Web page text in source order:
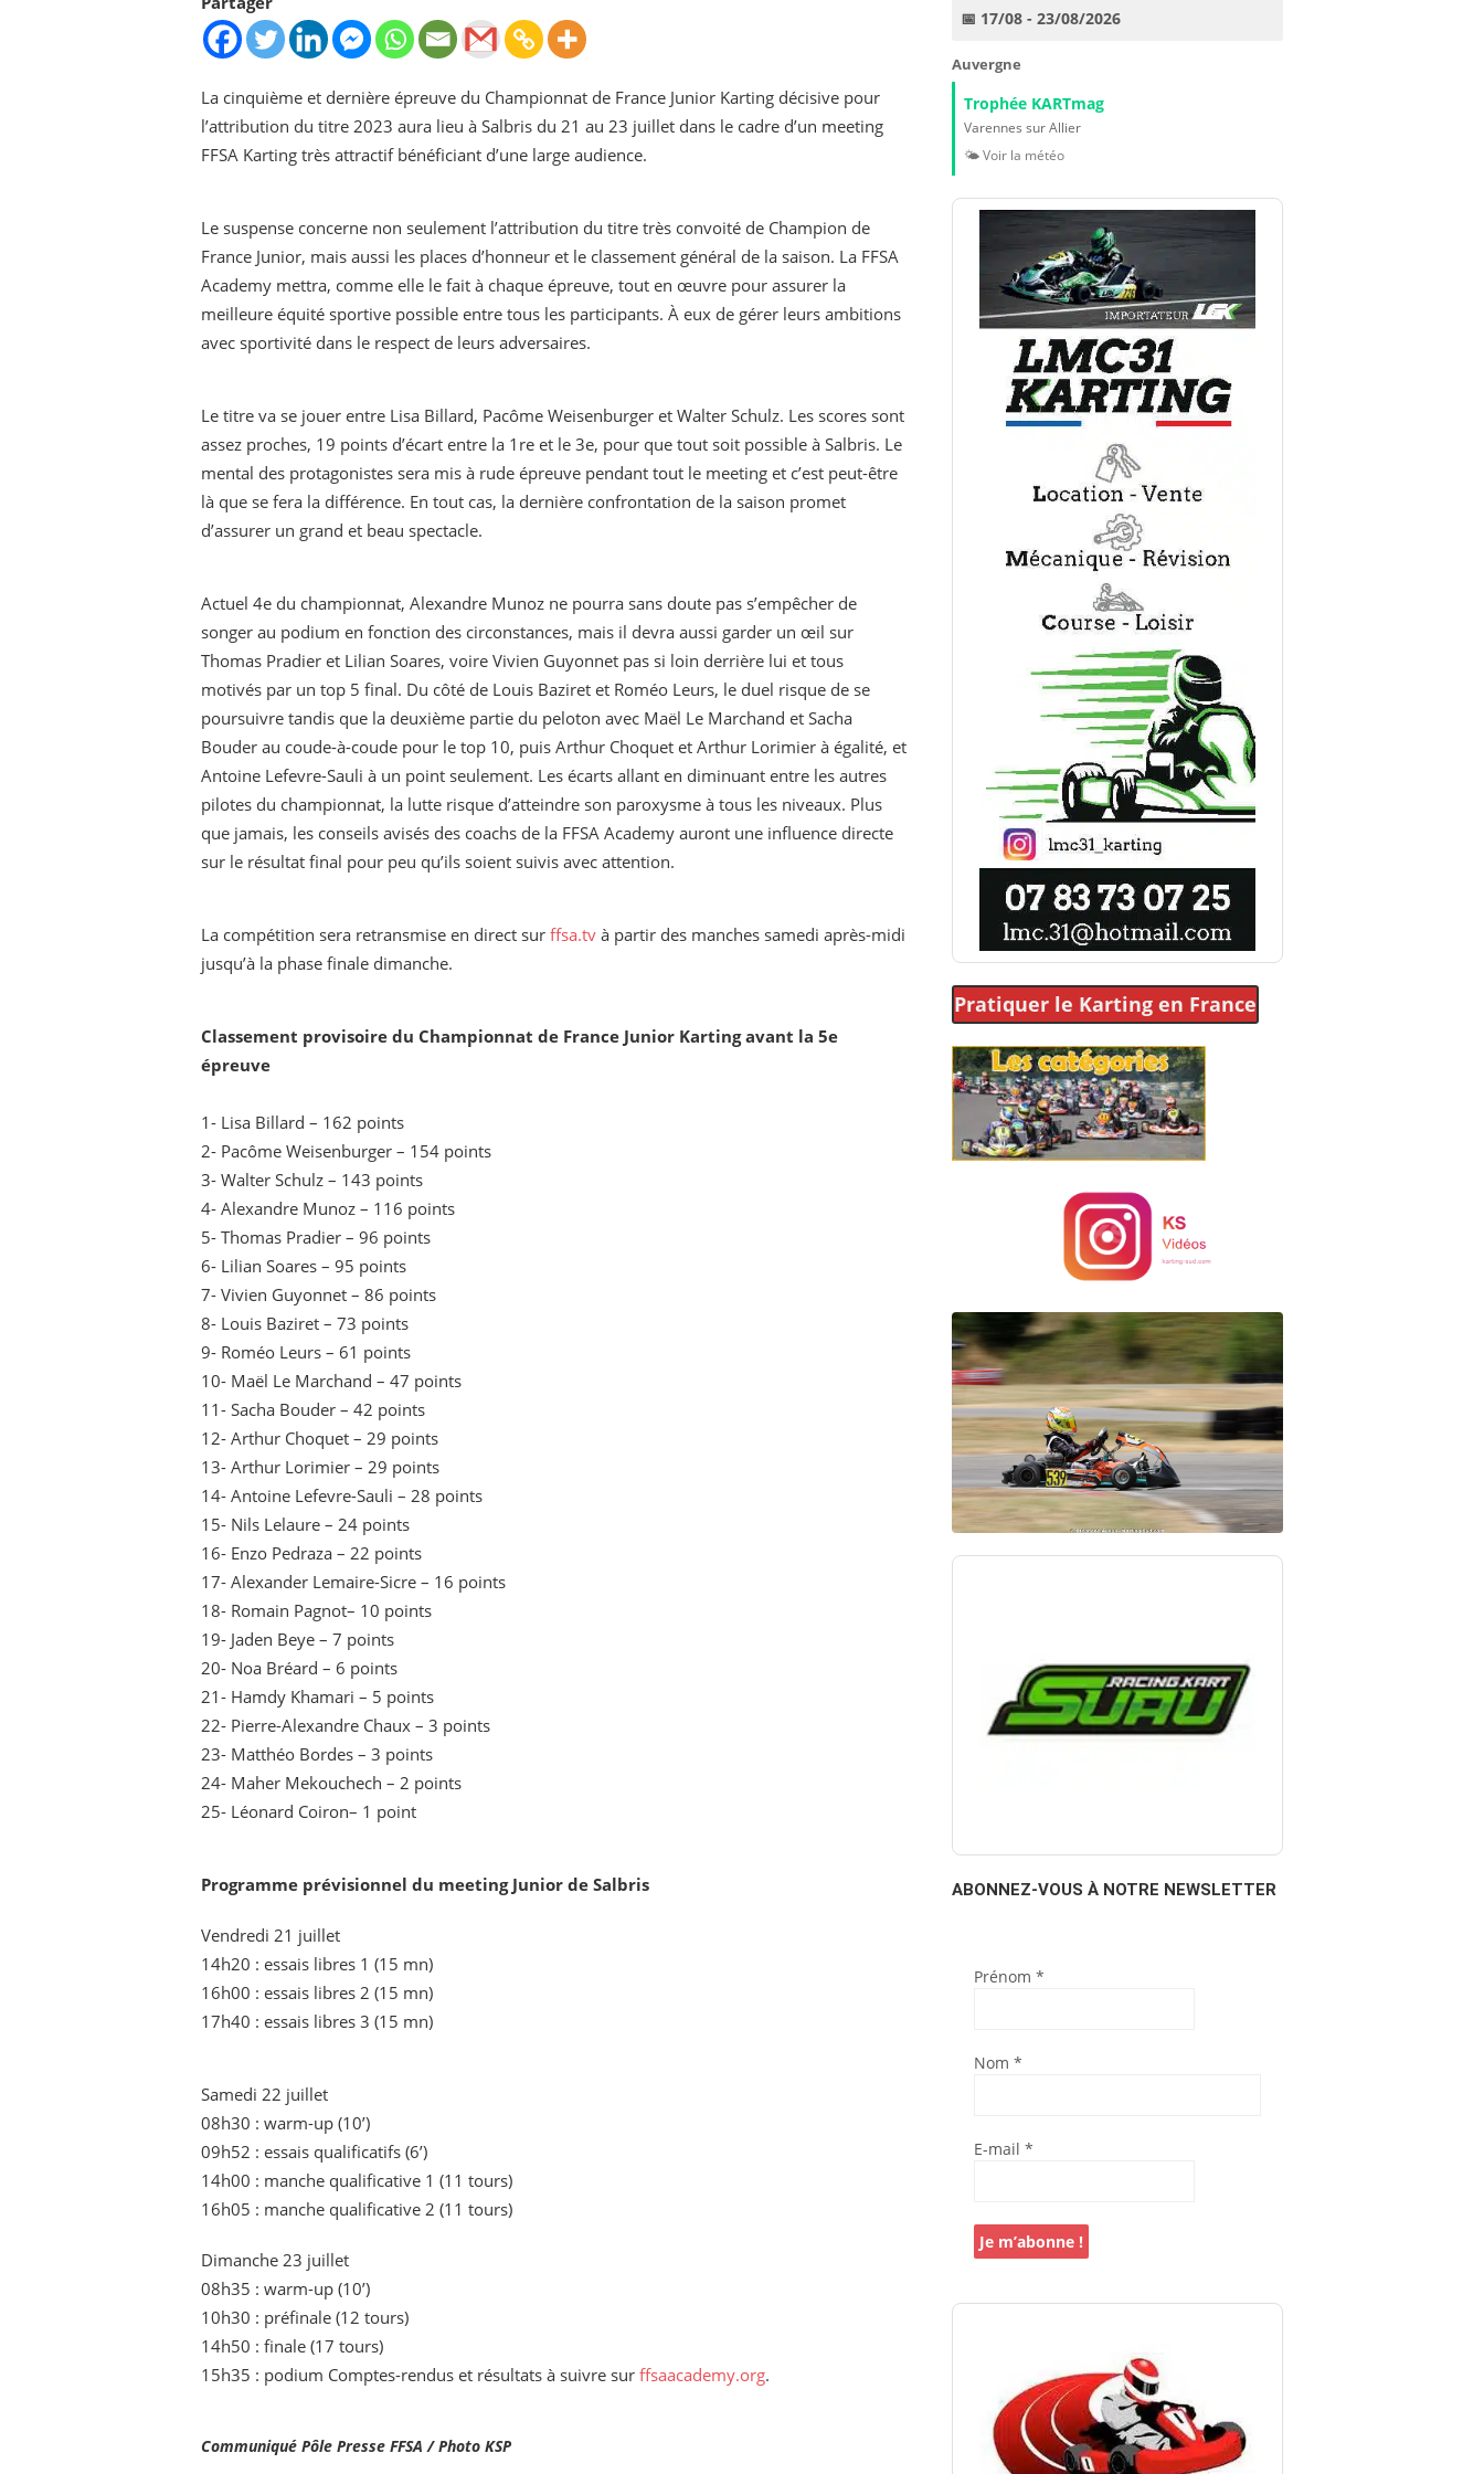
La cinquième et dernière épreuve du Championnat de France Junior Karting décisive pour
l’attribution du titre 2023 aura lieu à Salbris du 21 au 23 juillet dans le cadre d’un meeting
FFSA Karting très attractif bénéficiant d’une large audience.
Le suspense concerne non seulement l’attribution du titre très convoité de Champion de
France Junior, mais aussi les places d’honneur et le classement général de la saison. La FFSA
Academy mettra, comme elle le fait à chaque épreuve, tout en œuvre pour assurer la
meilleure équité sportive possible entre tous les participants. À eux de gérer leurs ambitions
avec sportivité dans le respect de leurs adversaires.
Le titre va se jouer entre Lisa Billard, Pacôme Weisenburger et Walter Schulz. Les scores sont
assez proches, 19 points d’écart entre la 1re et le 3e, pour que tout soit possible à Salbris. Le
mental des protagonistes sera mis à rude épreuve pendant tout le meeting et c’est peut-être
là que se fera la différence. En tout cas, la dernière confrontation de la saison promet
d’assurer un grand et beau spectacle.
Actuel 4e du championnat, Alexandre Munoz ne pourra sans doute pas s’empêcher de
songer au podium en fonction des circonstances, mais il devra aussi garder un œil sur
Thomas Pradier et Lilian Soares, voire Vivien Guyonnet pas si loin derrière lui et tous
motivés par un top 5 final. Du côté de Louis Baziret et Roméo Leurs, le duel risque de se
poursuivre tandis que la deuxième partie du peloton avec Maël Le Marchand et Sacha
Bouder au coude-à-coude pour le top 10, puis Arthur Choquet et Arthur Lorimier à égalité, et
Antoine Lefevre-Sauli à un point seulement. Les écarts allant en diminuant entre les autres
pilotes du championnat, la lutte risque d’atteindre son paroxysme à tous les niveaux. Plus
que jamais, les conseils avisés des coachs de la FFSA Academy auront une influence directe
sur le résultat final pour peu qu’ils soient suivis avec attention.
La compétition sera retransmise en direct sur ffsa.tv à partir des manches samedi après-midi
jusqu’à la phase finale dimanche.
Classement provisoire du Championnat de France Junior Karting avant la 5e
épreuve
1- Lisa Billard – 162 points
2- Pacôme Weisenburger – 154 points
3- Walter Schulz – 143 points
4- Alexandre Munoz – 116 points
5- Thomas Pradier – 96 points
6- Lilian Soares – 95 points
7- Vivien Guyonnet – 86 points
8- Louis Baziret – 73 points
9- Roméo Leurs – 61 points
10- Maël Le Marchand – 47 points
11- Sacha Bouder – 42 points
12- Arthur Choquet – 29 points
13- Arthur Lorimier – 29 points
14- Antoine Lefevre-Sauli – 28 points
15- Nils Lelaure – 24 points
16- Enzo Pedraza – 22 points
17- Alexander Lemaire-Sicre – 16 points
18- Romain Pagnot– 10 points
19- Jaden Beye – 7 points
20- Noa Bréard – 6 points
21- Hamdy Khamari – 5 points
22- Pierre-Alexandre Chaux – 3 points
23- Matthéo Bordes – 3 points
24- Maher Mekouchech – 2 points
25- Léonard Coiron– 1 point
Programme prévisionnel du meeting Junior de Salbris
Vendredi 21 juillet
14h20 : essais libres 1 (15 mn)
16h00 : essais libres 2 (15 mn)
17h40 : essais libres 3 (15 mn)
Samedi 22 juillet
08h30 : warm-up (10’)
09h52 : essais qualificatifs (6’)
14h00 : manche qualificative 1 (11 tours)
16h05 : manche qualificative 2 (11 tours)
Dimanche 23 juillet
08h35 : warm-up (10’)
10h30 : préfinale (12 tours)
14h50 : finale (17 tours)
15h35 : podium Comptes-rendus et résultats à suivre sur ffsaacademy.org.
Communiqué Pôle Presse FFSA / Photo KSP
📅 17/08 - 23/08/2026
Auvergne
Trophée KARTmag
Varennes sur Allier
🌤️ Voir la météo
Pratiquer le Karting en France
ABONNEZ-VOUS À NOTRE NEWSLETTER
Prénom *
Nom *
E-mail *